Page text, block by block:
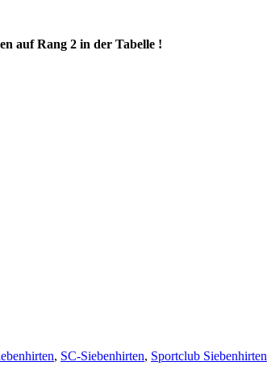
auf Rang 2 in der Tabelle !
, SC-Siebenhirten, Sportclub Siebenhirten